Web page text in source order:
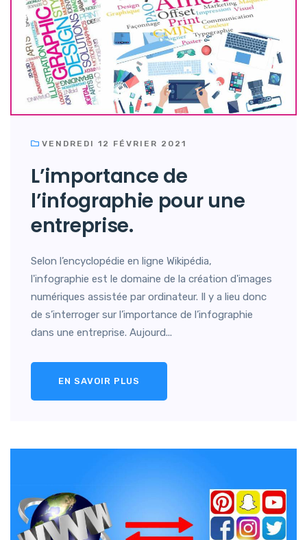
VENDREDI 12 FÉVRIER 2021
L’importance de
l’infographie pour une
entreprise.
Selon l’encyclopédie en ligne Wikipédia,
l'infographie est le domaine de la création d'images
numériques assistée par ordinateur. Il y a lieu donc
de s’interroger sur l’importance de l’infographie
dans une entreprise. Aujourd...
EN SAVOIR PLUS